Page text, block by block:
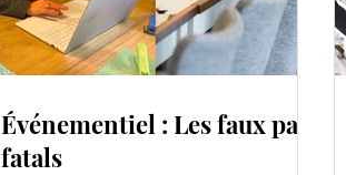
Événementiel : Les faux pas
fatals